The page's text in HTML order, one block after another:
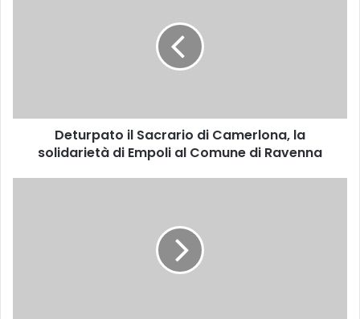
o
Deturpato il Sacrario di Camerlona, la
solidarietà di Empoli al Comune di Ravenna